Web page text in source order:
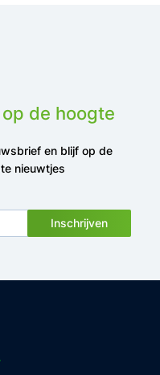
de hoogte
en blijf op de
nieuwtjes
Inschrijven